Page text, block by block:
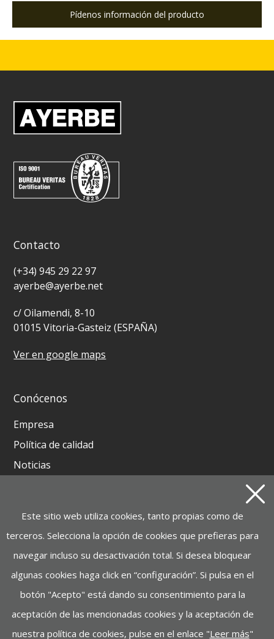
Pídenos información del producto
Contacto
(+34) 945 29 22 97
ayerbe@ayerbe.net
c/ Oilamendi, 8-10
01015 Vitoria-Gasteiz (ESPAÑA)
Ver en google maps
Conócenos
Empresa
Política de calidad
Noticias
Productos
BATERIA INSTAGRID ONE
MOTOBOMBAS, ELECTROBOMBAS,
HIDROLIMPIADORAS
MANUTENCIÓN, ELEVACIÓN
Este sitio web utiliza cookies, tanto propias como de
terceros. Selecciona la opción de cookies que prefieras para
navegar incluso su desactivación total. Si desea bloquear
algunas cookies haga click en “configuración”. Si pulsa en el
botón "Acepto" está dando su consentimiento para la
aceptación de las mencionadas cookies y la aceptación de
nuestra política de cookies, pulse en el enlace "Leer más"